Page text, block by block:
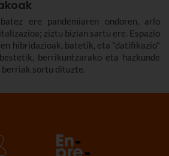
ere pandemiaren ondoren, arlo
ziztu bizian sartu ere. Espazio
hibridazioak, batetik, eta "datifikazio"
berrikuntzarako eta hazkunde
sortu dituzte.